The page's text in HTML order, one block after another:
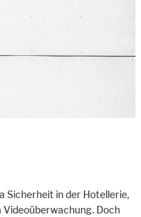
Sicherheit in der Hotellerie,
Doch